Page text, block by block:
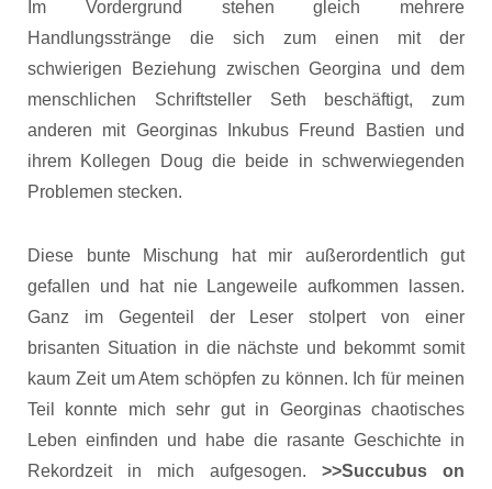
Im Vordergrund stehen gleich mehrere
Handlungsstränge die sich zum einen mit der
schwierigen Beziehung zwischen Georgina und dem
menschlichen Schriftsteller Seth beschäftigt, zum
anderen mit Georginas Inkubus Freund Bastien und
ihrem Kollegen Doug die beide in schwerwiegenden
Problemen stecken.
Diese bunte Mischung hat mir außerordentlich gut
gefallen und hat nie Langeweile aufkommen lassen.
Ganz im Gegenteil der Leser stolpert von einer
brisanten Situation in die nächste und bekommt somit
kaum Zeit um Atem schöpfen zu können. Ich für meinen
Teil konnte mich sehr gut in Georginas chaotisches
Leben einfinden und habe die rasante Geschichte in
Rekordzeit in mich aufgesogen. >>Succubus on